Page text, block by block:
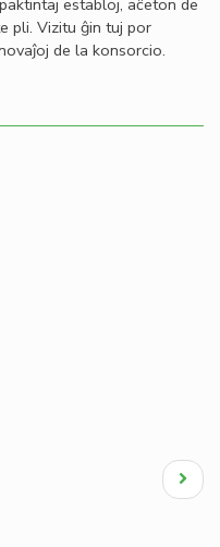
establoj, aĉeton de
pli. Vizitu ĝin tuj por
de la konsorcio.
Next
page